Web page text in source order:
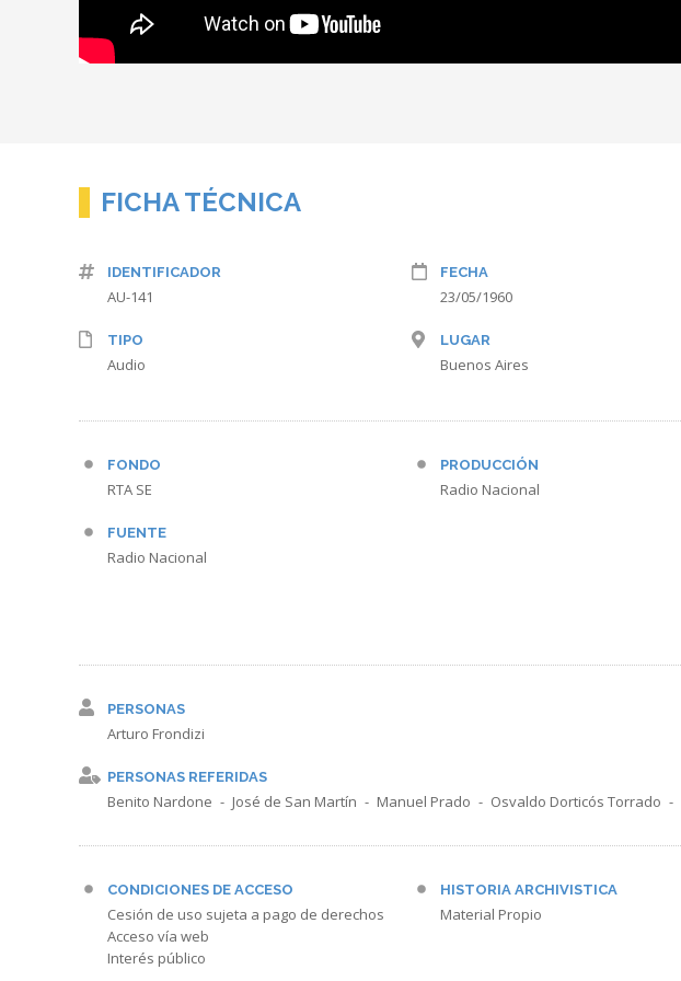
FICHA TÉCNICA
IDENTIFICADOR
AU-141
TIPO
Audio
FECHA
23/05/1960
LUGAR
Buenos Aires
FONDO
RTA SE
FUENTE
Radio Nacional
PRODUCCIÓN
Radio Nacional
PERSONAS
Arturo Frondizi
PERSONAS REFERIDAS
Benito Nardone José de San Martín Manuel Prado Osvaldo Dorticós Torrado
CONDICIONES DE ACCESO
Cesión de uso sujeta a pago de derechos
Acceso vía web
Interés público
HISTORIA ARCHIVISTICA
Material Propio